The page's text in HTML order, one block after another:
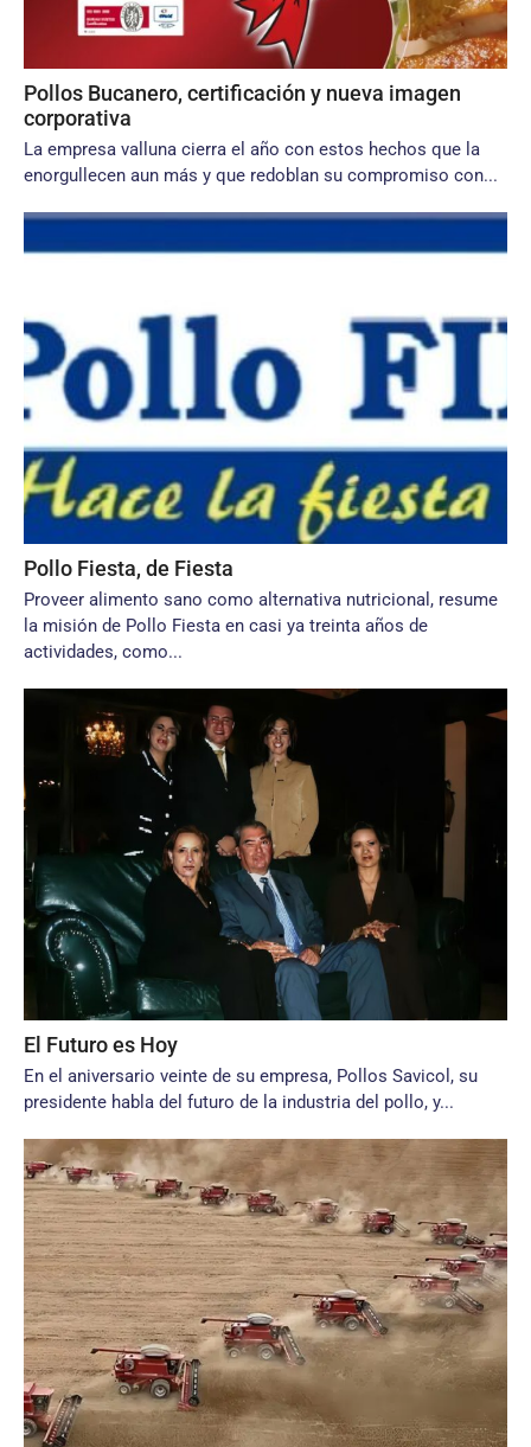
Pollos Bucanero, certificación y nueva imagen
corporativa
La empresa valluna cierra el año con estos hechos que la
enorgullecen aun más y que redoblan su compromiso con...
Pollo Fiesta, de Fiesta
Proveer alimento sano como alternativa nutricional, resume
la misión de Pollo Fiesta en casi ya treinta años de
actividades, como...
El Futuro es Hoy
En el aniversario veinte de su empresa, Pollos Savicol, su
presidente habla del futuro de la industria del pollo, y...